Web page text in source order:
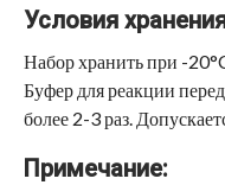
Условия
Набор хранить при -
Буфер для реакции
более 2-3 раз.
Примечание: